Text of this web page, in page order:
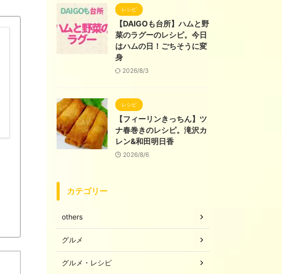
レシピ
【DAIGOも台所】ハムと野
菜のラグーのレシピ。今日
はハムの日！ごちそうに変
身
2026/8/3
レシピ
【フィーリンきっちん】ツ
ナ春巻きのレシピ。滝沢カ
レン&和田明日香
2026/8/6
カテゴリー
others
グルメ
グルメ・レシピ